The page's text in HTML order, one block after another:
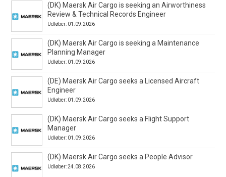
(DK) Maersk Air Cargo is seeking an Airworthiness
Review & Technical Records Engineer
Udløber: 01.09.2026
(DK) Maersk Air Cargo is seeking a Maintenance
Planning Manager
Udløber: 01.09.2026
(DE) Maersk Air Cargo seeks a Licensed Aircraft
Engineer
Udløber: 01.09.2026
(DK) Maersk Air Cargo seeks a Flight Support
Manager
Udløber: 01.09.2026
(DK) Maersk Air Cargo seeks a People Advisor
Udløber: 24.08.2026